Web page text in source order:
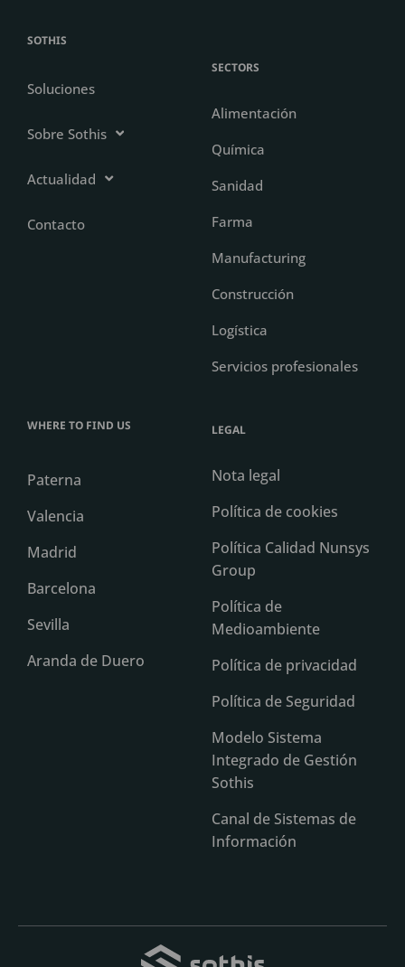
SOTHIS
Soluciones
Sobre Sothis
Actualidad
Contacto
SECTORS
Alimentación
Química
Sanidad
Farma
Manufacturing
Construcción
Logística
Servicios profesionales
WHERE TO FIND US
Paterna
Valencia
Madrid
Barcelona
Sevilla
Aranda de Duero
LEGAL
Nota legal
Política de cookies
Política Calidad Nunsys
Group
Política de
Medioambiente
Política de privacidad
Política de Seguridad
Modelo Sistema
Integrado de Gestión
Sothis
Canal de Sistemas de
Información